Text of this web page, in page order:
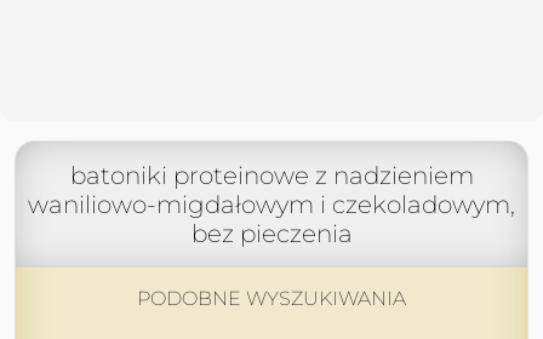
batoniki proteinowe z nadzieniem
waniliowo-migdałowym i czekoladowym,
bez pieczenia
PODOBNE WYSZUKIWANIA